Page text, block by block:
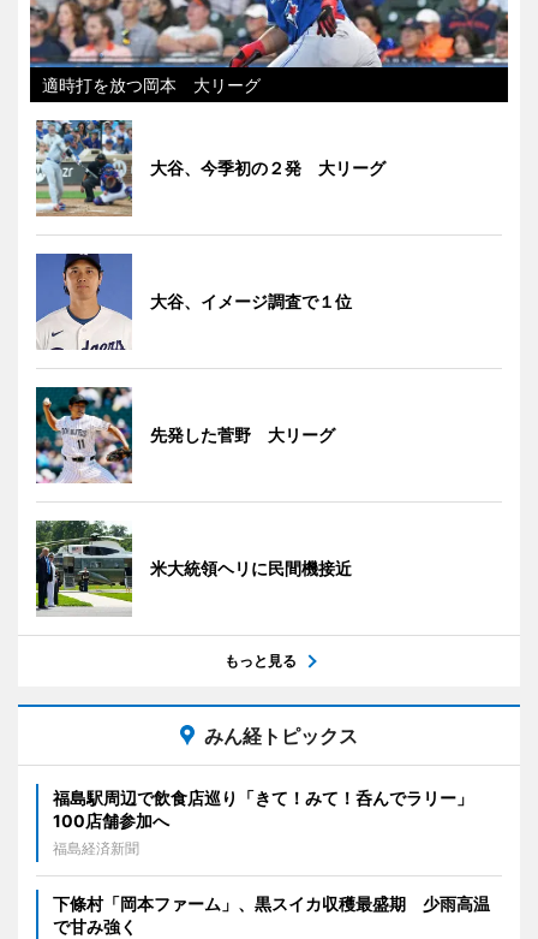
適時打を放つ岡本 大リーグ
大谷、今季初の２発 大リーグ
大谷、イメージ調査で１位
先発した菅野 大リーグ
米大統領ヘリに民間機接近
もっと見る
みん経トピックス
福島駅周辺で飲食店巡り「きて！みて！呑んでラリー」
100店舗参加へ
福島経済新聞
下條村「岡本ファーム」、黒スイカ収穫最盛期 少雨高温
で甘み強く